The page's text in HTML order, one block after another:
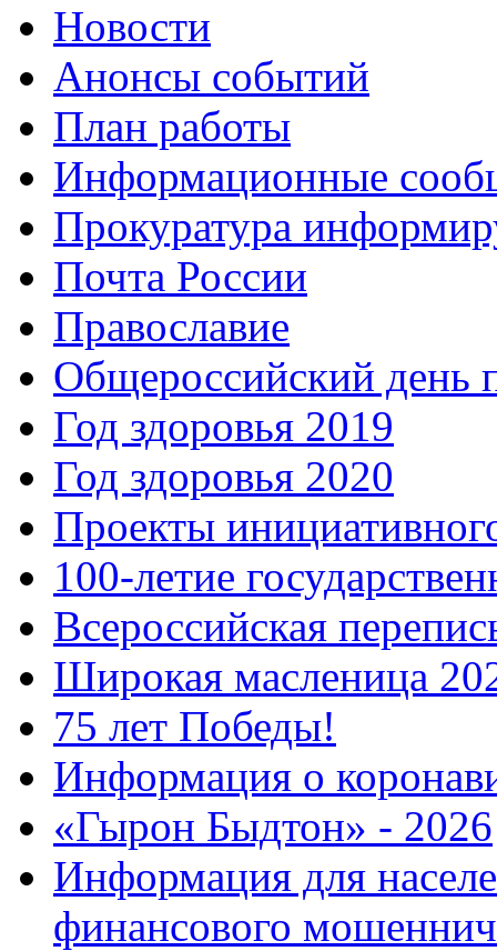
Новости
Анонсы событий
План работы
Информационные
Прокуратура
Почта России
Православие
Общероссийский день
Год здоровья 2019
Год здоровья 2020
Проекты
100-летие
Всероссийская
Широкая масленица
75 лет Победы!
Информация о
«Гырон Быдтон» - 2026
Информация для
финансового